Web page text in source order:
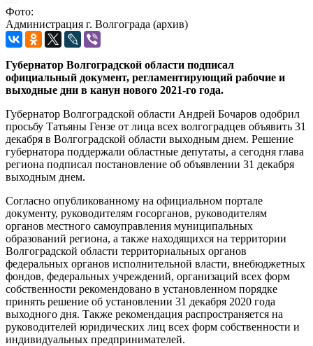
Фото:
Администрация г. Волгограда (архив)
Губернатор Волгоградской области подписал
официальный документ, регламентирующий рабочие и
выходные дни в канун нового 2021-го года.
Губернатор Волгоградской области Андрей Бочаров одобрил
просьбу Татьяны Гензе от лица всех волгоградцев объявить 31
декабря в Волгоградской области выходным днем. Решение
губернатора поддержали областные депутаты, а сегодня глава
региона подписал постановление об объявлении 31 декабря
выходным днем.
Согласно опубликованному на официальном портале
документу, руководителям госорганов, руководителям
органов местного самоуправления муниципальных
образований региона, а также находящихся на территории
Волгоградской области территориальных органов
федеральных органов исполнительной власти, внебюджетных
фондов, федеральных учреждений, организаций всех форм
собственности рекомендовано в установленном порядке
принять решение об установлении 31 декабря 2020 года
выходного дня. Также рекомендация распространяется на
руководителей юридических лиц всех форм собственности и
индивидуальных предпринимателей.